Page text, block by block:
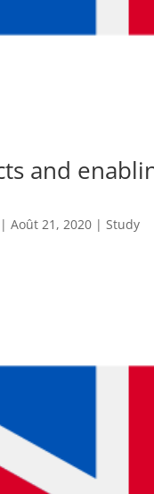
and
|Août 21, 2020 | Study